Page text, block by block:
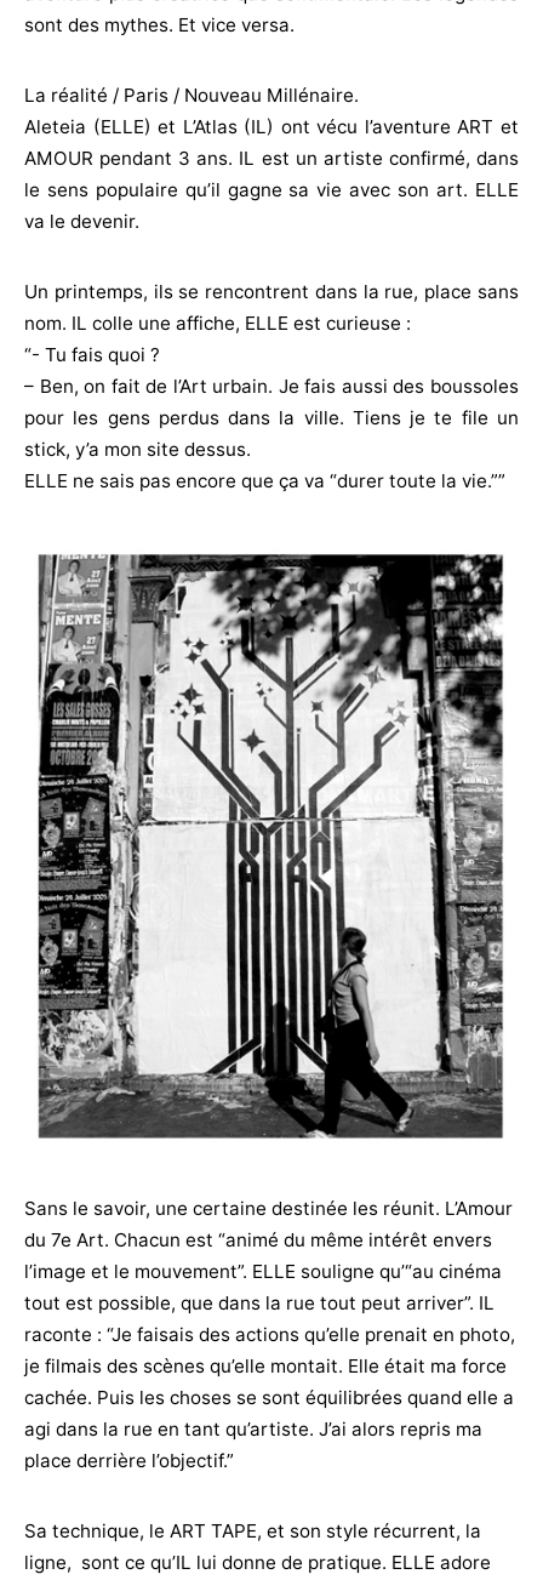
sont des mythes. Et vice versa.
La réalité / Paris / Nouveau Millénaire.
Aleteia (ELLE) et L’Atlas (IL) ont vécu l’aventure ART et
AMOUR pendant 3 ans. IL est un artiste confirmé, dans
le sens populaire qu’il gagne sa vie avec son art. ELLE
va le devenir.
Un printemps, ils se rencontrent dans la rue, place sans
nom. IL colle une affiche, ELLE est curieuse :
“- Tu fais quoi ?
– Ben, on fait de l’Art urbain. Je fais aussi des boussoles
pour les gens perdus dans la ville. Tiens je te file un
stick, y’a mon site dessus.
ELLE ne sais pas encore que ça va “durer toute la vie.””
Sans le savoir, une certaine destinée les réunit. L’Amour
du 7e Art. Chacun est “animé du même intérêt envers
l’image et le mouvement”. ELLE souligne qu’“au cinéma
tout est possible, que dans la rue tout peut arriver”. IL
raconte : “Je faisais des actions qu’elle prenait en photo,
je filmais des scènes qu’elle montait. Elle était ma force
cachée. Puis les choses se sont équilibrées quand elle a
agi dans la rue en tant qu’artiste. J’ai alors repris ma
place derrière l’objectif.”
Sa technique, le ART TAPE, et son style récurrent, la
ligne, sont ce qu’IL lui donne de pratique. ELLE adore